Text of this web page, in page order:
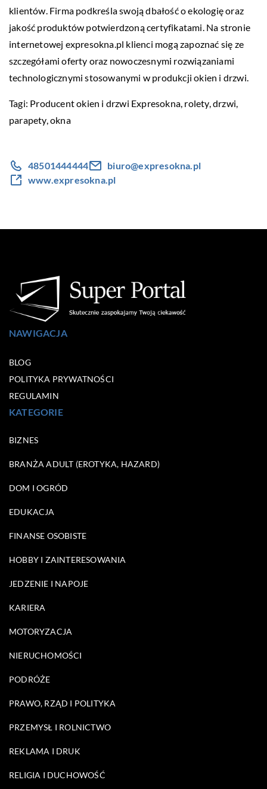
klientów. Firma podkreśla swoją dbałość o ekologię oraz
jakość produktów potwierdzoną certyfikatami. Na stronie
internetowej expresokna.pl klienci mogą zapoznać się ze
szczegółami oferty oraz nowoczesnymi rozwiązaniami
technologicznymi stosowanymi w produkcji okien i drzwi.
Tagi: Producent okien i drzwi Expresokna, rolety, drzwi,
parapety, okna
48501444444
biuro@expresokna.pl
www.expresokna.pl
NAWIGACJA
BLOG
POLITYKA PRYWATNOŚCI
REGULAMIN
KATEGORIE
BIZNES
BRANŻA ADULT (EROTYKA, HAZARD)
DOM I OGRÓD
EDUKACJA
FINANSE OSOBISTE
HOBBY I ZAINTERESOWANIA
JEDZENIE I NAPOJE
KARIERA
MOTORYZACJA
NIERUCHOMOŚCI
PODRÓŻE
PRAWO, RZĄD I POLITYKA
PRZEMYSŁ I ROLNICTWO
REKLAMA I DRUK
RELIGIA I DUCHOWOŚĆ